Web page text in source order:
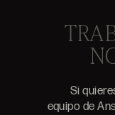
Si
equipo de